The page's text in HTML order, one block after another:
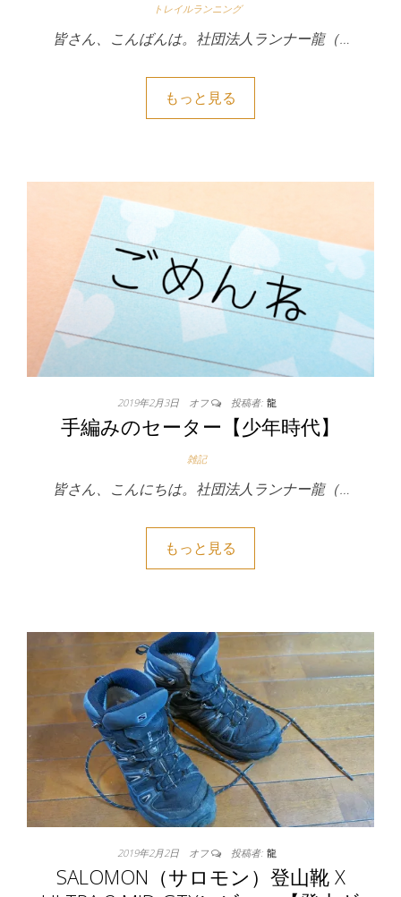
トレイルランニング
皆さん、こんばんは。社団法人ランナー龍（…
もっと見る
2019年2月3日 オフ 投稿者: 龍
手編みのセーター【少年時代】
雑記
皆さん、こんにちは。社団法人ランナー龍（…
もっと見る
2019年2月2日 オフ 投稿者: 龍
SALOMON（サロモン）登山靴 X